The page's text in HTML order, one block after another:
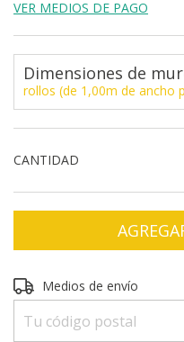
VER MEDIOS DE PAGO
Dimensiones de
rollos (de 1,00m de ancho
CANTIDAD
Entregas para el CP:
Medios de envío